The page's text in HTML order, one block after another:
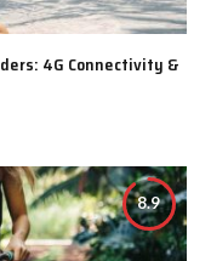
4G Connectivity &
8.9